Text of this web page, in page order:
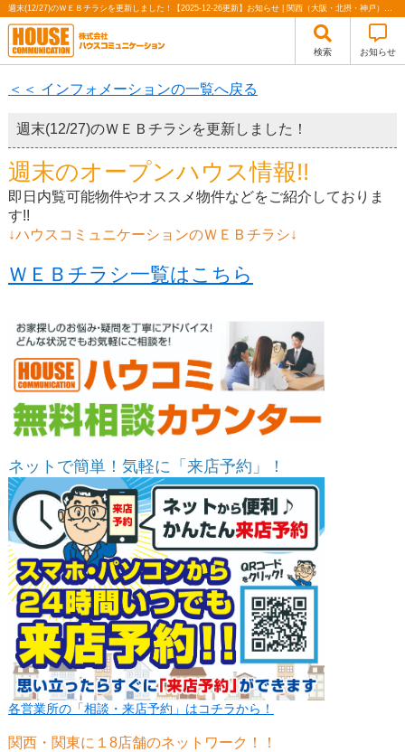
週末(12/27)のＷＥＢチラシを更新しました！【2025-12-26更新】お知らせ | 関西（大阪・北摂・神戸）・関東（東京）で不動産の購入・売却、注文住宅、リノベーションの事なら株式会社ハウスコミュニケーション
検索 お知らせ
＜＜ インフォメーションの一覧へ戻る
週末(12/27)のＷＥＢチラシを更新しました！
週末のオープンハウス情報!!
即日内覧可能物件やオススメ物件などをご紹介しておりま
す!!
↓ハウスコミュニケーションのＷＥＢチラシ↓
ＷＥＢチラシ一覧はこちら
ネットで簡単！気軽に「来店予約」！
各営業所の「相談・来店予約」はコチラから！
関西・関東に１8店舗のネットワーク！！